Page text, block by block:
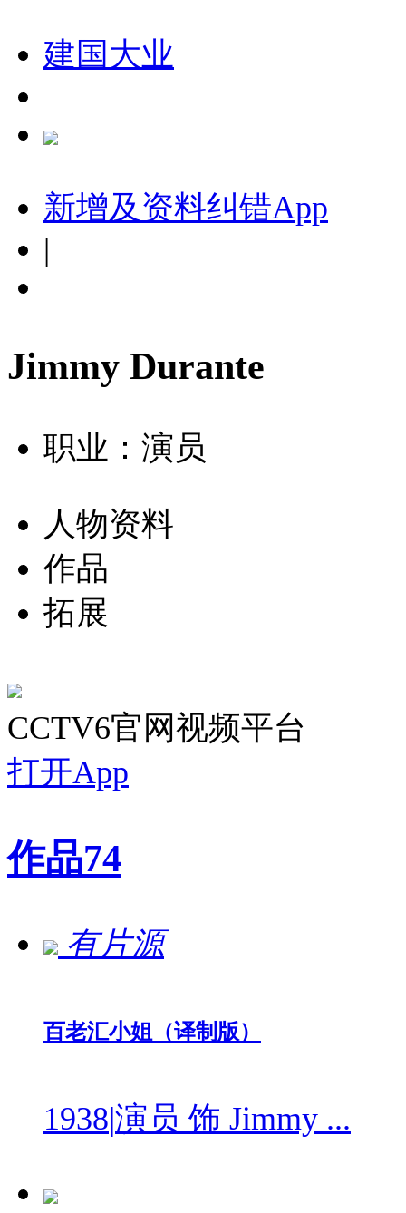
建国大业
新增及资料纠错App
|
Jimmy Durante
职业：演员
人物资料
作品
拓展
CCTV6官网视频平台
打开App
作品74
有片源
百老汇小姐（译制版）
1938|演员 饰 Jimmy ...